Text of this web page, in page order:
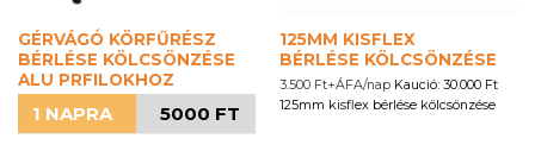
GÉRVÁGÓ KÖRFŰRÉSZ
BÉRLÉSE KÖLCSÖNZÉSE
ALU PRFILOKHOZ
1 NAPRA 5000 FT
125MM KISFLEX
BÉRLÉSE KÖLCSÖNZÉSE
3.500 Ft+ÁFA/napKaució: 30.000 Ft
125mm kisflex bérlése kölcsönzése